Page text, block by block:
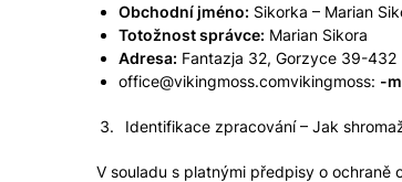
Obchodní jméno: Sikorka – Marian
Totožnost správce: Marian Sikora
Adresa: Fantazja 32, Gorzyce 39-432
office@vikingmoss.comvikingmoss: -
Identifikace zpracování – Jak
V souladu s platnými předpisy o ochraně